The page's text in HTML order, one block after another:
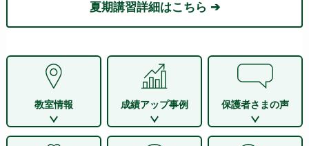
夏期講習詳細はこちら ➔
教室情報 成績アップ事例 保護者さまの声